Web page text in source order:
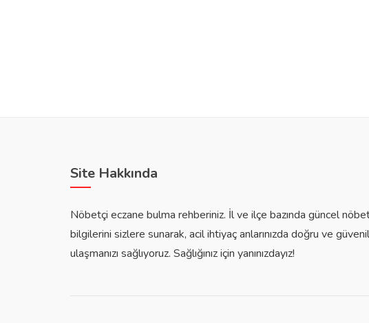
Site Hakkında
Nöbetçi eczane bulma rehberiniz. İl ve ilçe bazında güncel
bilgilerini sizlere sunarak, acil ihtiyaç anlarınızda doğru ve
ulaşmanızı sağlıyoruz. Sağlığınız için yanınızdayız!